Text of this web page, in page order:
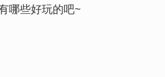
哪些好玩的吧~